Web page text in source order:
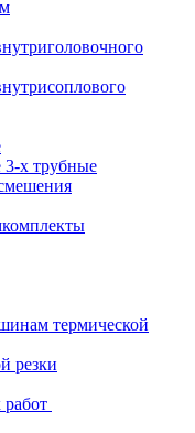
3-х трубные
термической
резки